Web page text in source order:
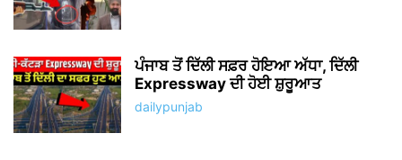
ਪੰਜਾਬ ਤੋਂ ਦਿੱਲੀ ਸਫ਼ਰ ਹੋਇਆ ਅੱਧਾ, ਦਿੱਲੀ
Expressway ਦੀ ਹੋਈ ਸ਼ੁਰੂਆਤ
dailypunjab